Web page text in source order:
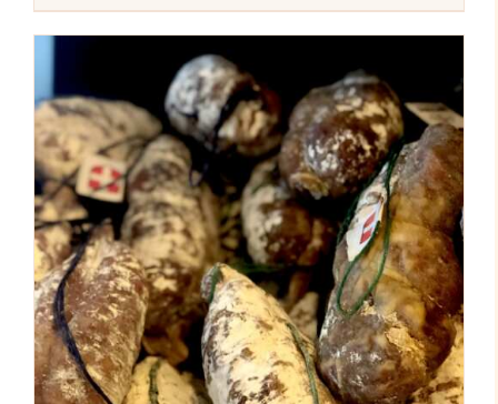
AJOUTER AU PANIER
DÉTAILS